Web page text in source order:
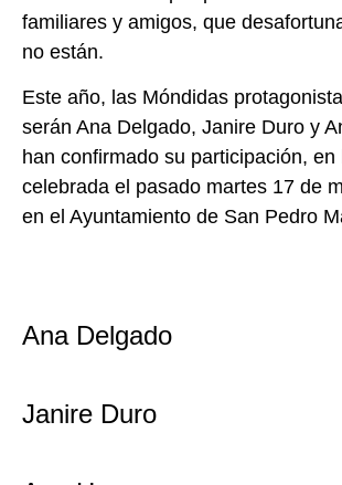
familiares y amigos, que
no están.
Este año, las Móndidas
serán Ana Delgado, Janire Duro y
han confirmado su participación,
celebrada el pasado martes 17 de
en el Ayuntamiento de San Pedro
Ana Delgado
Janire Duro